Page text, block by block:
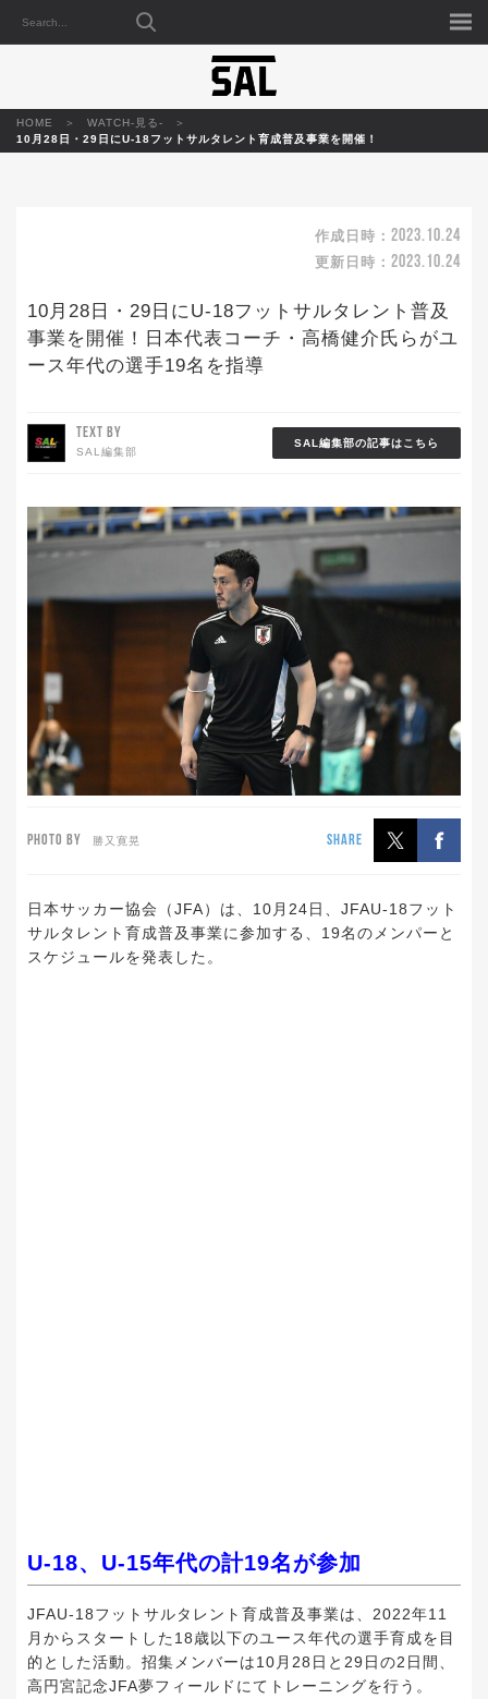
HOME
WATCH-見る-
10月28日・29日にU-18フットサルタレント育成普及事業を開催！
作成日時： 2023.10.24
更新日時： 2023.10.24
10月28日・29日にU-18フットサルタレント普及
事業を開催！日本代表コーチ・高橋健介氏らがユ
ース年代の選手19名を指導
TEXT BY
SAL編集部
SAL編集部の記事はこちら
PHOTO BY 勝又寛晃 SHARE
日本サッカー協会（JFA）は、10月24日、JFAU-18フット
サルタレント育成普及事業に参加する、19名のメンパーと
スケジュールを発表した。
U-18、U-15年代の計19名が参加
JFAU-18フットサルタレント育成普及事業は、2022年11
月からスタートした18歳以下のユース年代の選手育成を目
的とした活動。招集メンバーは10月28日と29日の2日間、
高円宮記念JFA夢フィールドにてトレーニングを行う。